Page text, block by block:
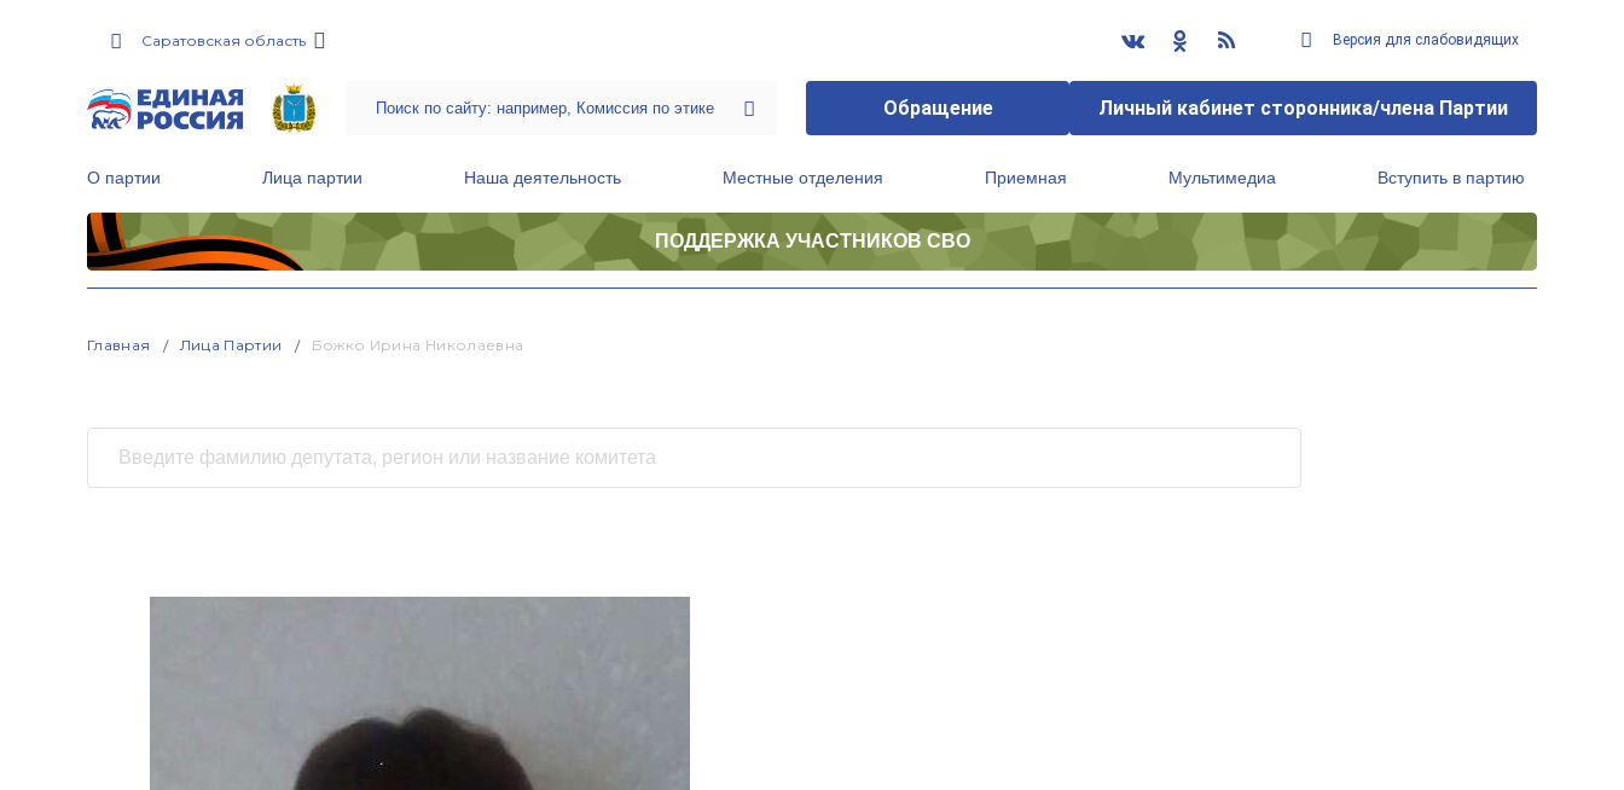
Саратовская область Версия для слабовидящих
Обращение Личный кабинет сторонника/члена Партии
О партии Лица партии Наша деятельность Местные отделения Приемная Мультимедиа Вступить в партию
ПОДДЕРЖКА УЧАСТНИКОВ СВО
Главная Лица Партии Божко Ирина Николаевна